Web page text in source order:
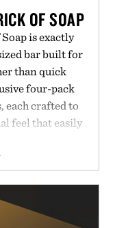
OF SOAP
is exactly
bar built for
than quick
four-pack
each crafted to
feel that easily
nonsense
upgrade that
while
sized